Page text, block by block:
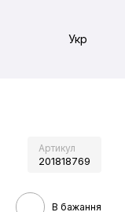
Укр
Артикул
201818769
В бажання